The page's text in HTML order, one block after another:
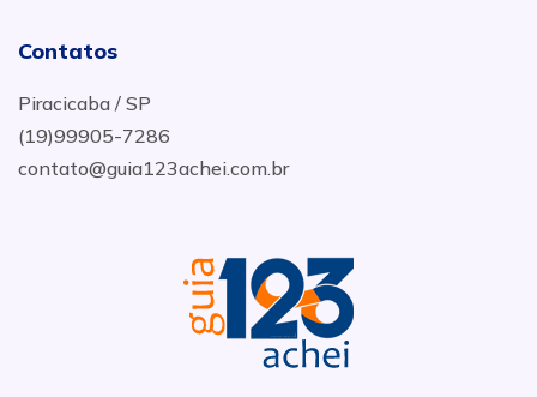
Contatos
Piracicaba / SP
(19)99905-7286
contato@guia123achei.com.br